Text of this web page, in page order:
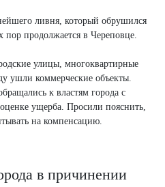
ливня, который обрушился
пор продолжается в Череповце.
улицы, многоквартирные
ушли коммерческие объекты.
к властям города с
ущерба. Просили пояснить,
на компенсацию.
в причинении